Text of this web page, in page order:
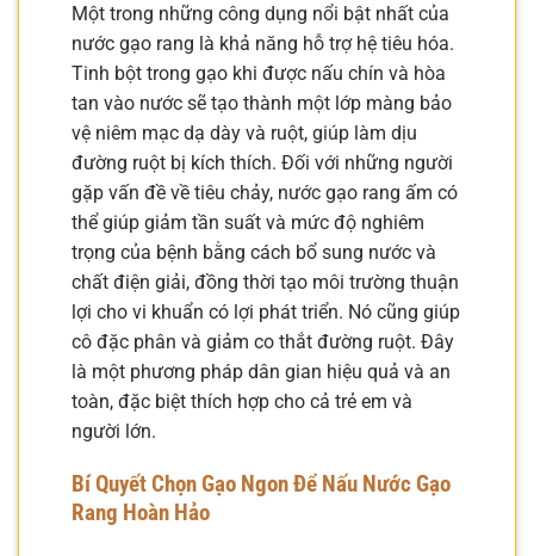
Một trong những công dụng nổi bật nhất của
nước gạo rang là khả năng hỗ trợ hệ tiêu hóa.
Tinh bột trong gạo khi được nấu chín và hòa
tan vào nước sẽ tạo thành một lớp màng bảo
vệ niêm mạc dạ dày và ruột, giúp làm dịu
đường ruột bị kích thích. Đối với những người
gặp vấn đề về tiêu chảy, nước gạo rang ấm có
thể giúp giảm tần suất và mức độ nghiêm
trọng của bệnh bằng cách bổ sung nước và
chất điện giải, đồng thời tạo môi trường thuận
lợi cho vi khuẩn có lợi phát triển. Nó cũng giúp
cô đặc phân và giảm co thắt đường ruột. Đây
là một phương pháp dân gian hiệu quả và an
toàn, đặc biệt thích hợp cho cả trẻ em và
người lớn.
Bí Quyết Chọn Gạo Ngon Để Nấu Nước Gạo
Rang Hoàn Hảo